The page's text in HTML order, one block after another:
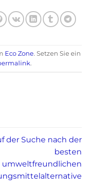
Eco Zone. Setzen Sie ein
.
der Suche nach der
besten
umweltfreundlichen